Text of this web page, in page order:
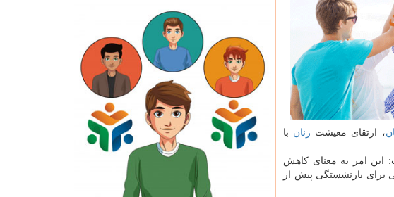
، ارتقای معیشت زنان با
این امر به معنای كاهش
برای بازنشستگی پیش از